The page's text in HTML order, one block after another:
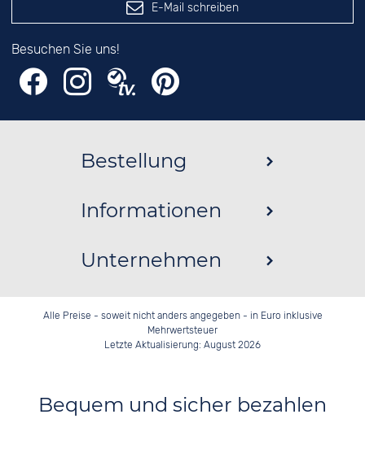
E-Mail schreiben
Besuchen Sie uns!
Bestellung
Informationen
Unternehmen
Alle Preise - soweit nicht anders angegeben - in Euro inklusive
Mehrwertsteuer
Letzte Aktualisierung: August 2026
Bequem und sicher bezahlen